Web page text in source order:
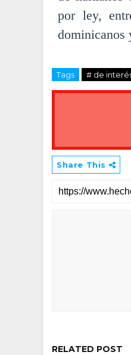
por ley,
dominicanos
Tags # de
Share This
RELATED POST